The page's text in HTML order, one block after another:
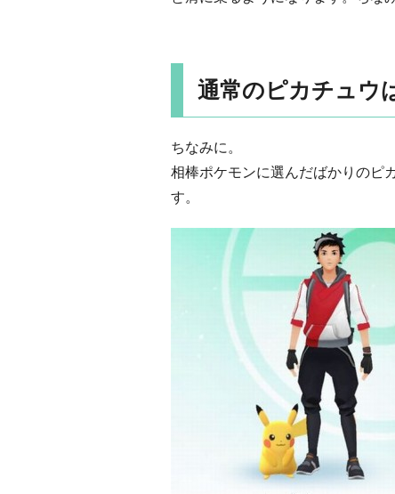
通常のピカチュウ
ちなみに。
相棒ポケモンに選んだばかりのピ
す。